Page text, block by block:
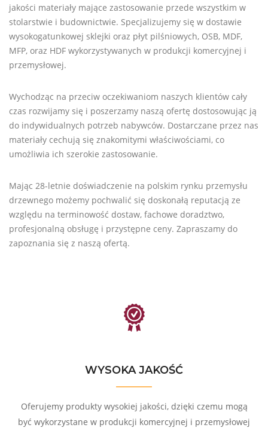
jakości materiały mające zastosowanie przede wszystkim w
stolarstwie i budownictwie. Specjalizujemy się w dostawie
wysokogatunkowej sklejki oraz płyt pilśniowych, OSB, MDF,
MFP, oraz HDF wykorzystywanych w produkcji komercyjnej i
przemysłowej.
Wychodząc na przeciw oczekiwaniom naszych klientów cały
czas rozwijamy się i poszerzamy naszą ofertę dostosowując ją
do indywidualnych potrzeb nabywców. Dostarczane przez nas
materiały cechują się znakomitymi właściwościami, co
umożliwia ich szerokie zastosowanie.
Mając 28-letnie doświadczenie na polskim rynku przemysłu
drzewnego możemy pochwalić się doskonałą reputacją ze
względu na terminowość dostaw, fachowe doradztwo,
profesjonalną obsługę i przystępne ceny. Zapraszamy do
zapoznania się z naszą ofertą.
WYSOKA JAKOŚĆ
Oferujemy produkty wysokiej jakości, dzięki czemu mogą
być wykorzystane w produkcji komercyjnej i przemysłowej